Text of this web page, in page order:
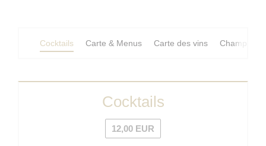
Cocktails Carte & Menus Carte des vins
Cocktails
12,00 EUR